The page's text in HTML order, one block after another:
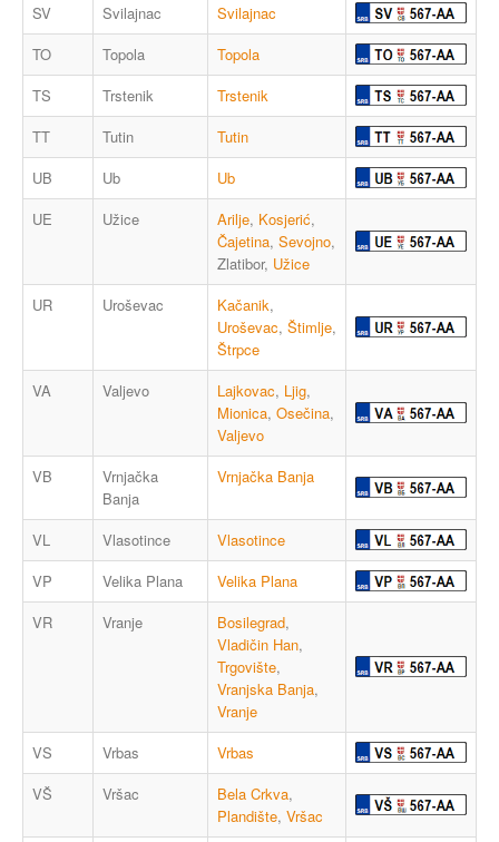
SV
Svilajnac
Svilajnac
TO
Topola
Topola
TS
Trstenik
Trstenik
TT
Tutin
Tutin
UB
Ub
Ub
UE
Užice Arilje, Kosjerić,
Čajetina, Sevojno,
Zlatibor, Užice
UR
Uroševac Kačanik,
Uroševac, Štimlje,
Štrpce
VA
Valjevo Lajkovac, Ljig,
Mionica, Osečina,
Valjevo
VB
Vrnjačka
Banja
Vrnjačka Banja
VL Vlasotince
Vlasotince
VP
Velika Plana
Velika Plana
VR
Vranje Bosilegrad,
Vladičin Han,
Trgovište,
Vranjska Banja,
Vranje
VS
Vrbas
Vrbas
VŠ
Vršac Bela Crkva,
Plandište, Vršac